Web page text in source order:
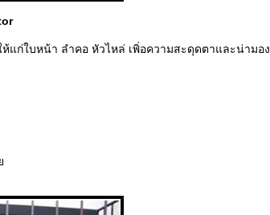
แก่ใบหน้า ลำคอ หัวไหล่ เพิ่อความสะดุดตาและน่ามอง